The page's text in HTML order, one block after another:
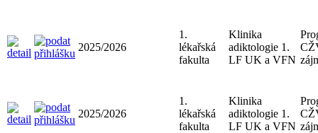
2025/2026
1.
lékařská
fakulta
Klinika
adiktologie 1.
LF UK a VFN
2025/2026
1.
lékařská
fakulta
Klinika
adiktologie 1.
LF UK a VFN